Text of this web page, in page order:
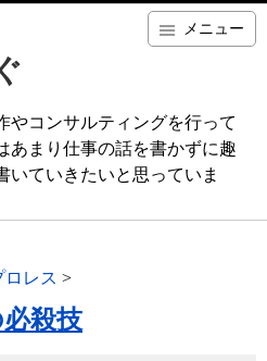
メニュー
やコンサルティングを行って
あまり仕事の話を書かずに趣
いていきたいと思っていま
ロレス >
殺技